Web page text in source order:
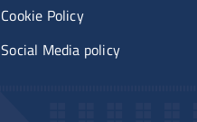
Cookie Policy
Social Media policy